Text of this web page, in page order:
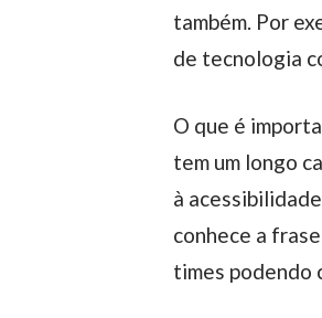
também. Por
de tecnologia
O que é importante percebermos aqui é que essa área, assim como muitas outras dentro do mercado corporativo, ainda
tem um longo
à
conhece a frase
times podendo